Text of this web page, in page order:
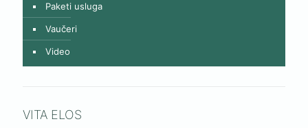
Paketi usluga
Vaučeri
Video
VITA ELOS